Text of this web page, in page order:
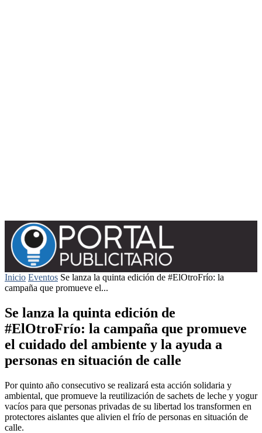
Inicio Eventos Se lanza la quinta edición de #ElOtroFrío: la
campaña que promueve el...
Se lanza la quinta edición de
#ElOtroFrío: la campaña que promueve
el cuidado del ambiente y la ayuda a
personas en situación de calle
Por quinto año consecutivo se realizará esta acción solidaria y
ambiental, que promueve la reutilización de sachets de leche y yogur
vacíos para que personas privadas de su libertad los transformen en
protectores aislantes que alivien el frío de personas en situación de
calle.